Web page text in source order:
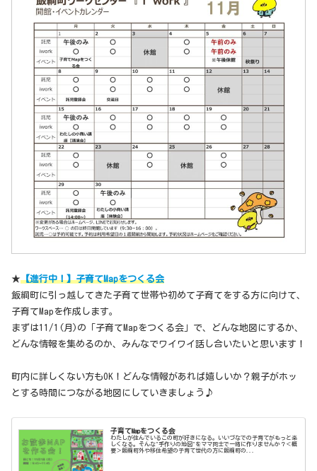
★【進行中！】子育てMapをつくる会
飯綱町に引っ越してきた子育て世帯や初めて子育てをする方に向けて、
子育てMapを作成します。
まずは11/1(月)の「子育てMapをつくる会」で、どんな地図にするか、
どんな情報を集めるのか、みんなでワイワイ話し合いたいと思います！
町内に詳しくない方もOK！どんな情報があれば嬉しいか？親子がホッ
とする時間につながる地図にしていきましょう♪
子育てMapをつくる会
わたしが住んでいるこの町が好きになる。いいづなでの子育てがもっと楽
しくなる。そんな"手作りの地図"をママ同士で一緒に作りませんか？＜概
要＞飯綱町外や移住希望の子育て世代の方に飯綱町の...